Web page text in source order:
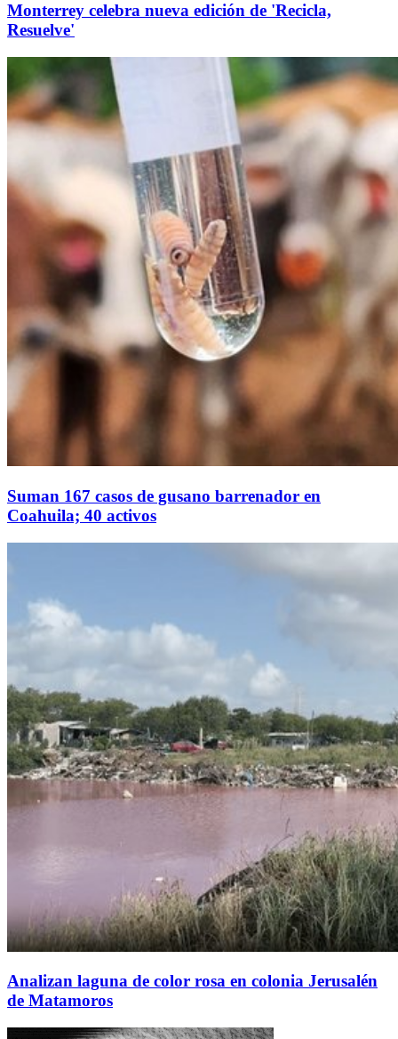
Monterrey celebra nueva edición de 'Recicla,
Resuelve'
Suman 167 casos de gusano barrenador en
Coahuila; 40 activos
Analizan laguna de color rosa en colonia Jerusalén
de Matamoros